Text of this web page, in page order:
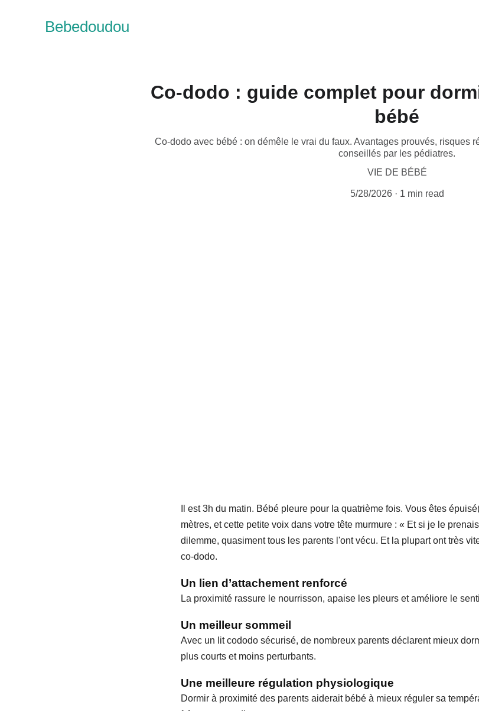
Bebedoudou
Co-dodo : guide complet pour
bébé
Co-dodo avec bébé : on démêle le vrai du faux. Avantages prouvés, risques
conseillés par les pédiatres.
VIE DE BÉBÉ
5/28/2026 1 min read